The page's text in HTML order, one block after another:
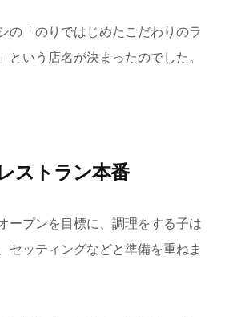
の「のりではじめたこだわりのラ
という店名が決まったのでした。
ストラン本番
ープンを目標に、調理をする子は
セッティングなどと準備を重ねま